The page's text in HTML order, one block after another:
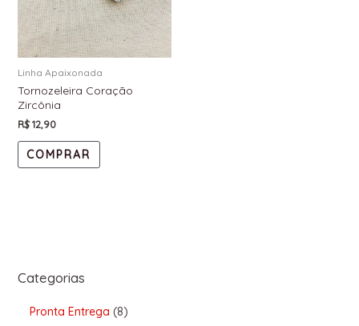
Categorias
Pronta Entrega 8
Linha Apaixonada
Tornozeleira Coração
Zircônia
R$12,90
COMPRAR